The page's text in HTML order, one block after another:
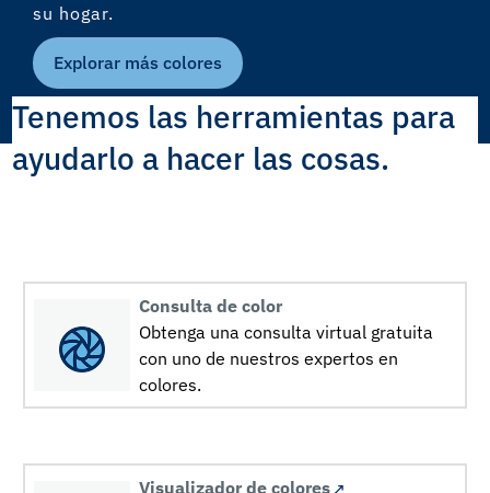
su hogar.
Explorar más colores
Tenemos las herramientas para
ayudarlo a hacer las cosas.
Consulta de color
Obtenga una consulta virtual gratuita
con uno de nuestros expertos en
colores.
Visualizador de colores